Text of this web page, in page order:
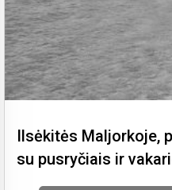
Ilsėkitės Maljorkoje,
su pusryčiais ir